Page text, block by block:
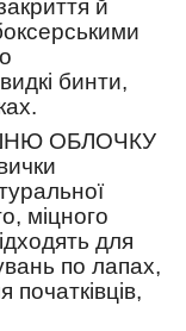
й
бинти,
ОБЛОЧКУ
міцного
для
по лапах,
початківців,